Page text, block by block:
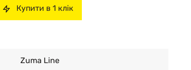
Купити в 1 клік
Zuma Line